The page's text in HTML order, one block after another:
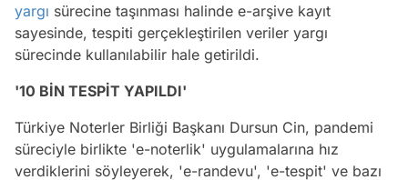
yargı sürecine taşınması halinde e-arşive kayıt
sayesinde, tespiti gerçekleştirilen veriler yargı
sürecinde kullanılabilir hale getirildi.
'10 BİN TESPİT YAPILDI'
Türkiye Noterler Birliği Başkanı Dursun Cin, pandemi
süreciyle birlikte 'e-noterlik' uygulamalarına hız
verdiklerini söyleyerek, 'e-randevu', 'e-tespit' ve bazı